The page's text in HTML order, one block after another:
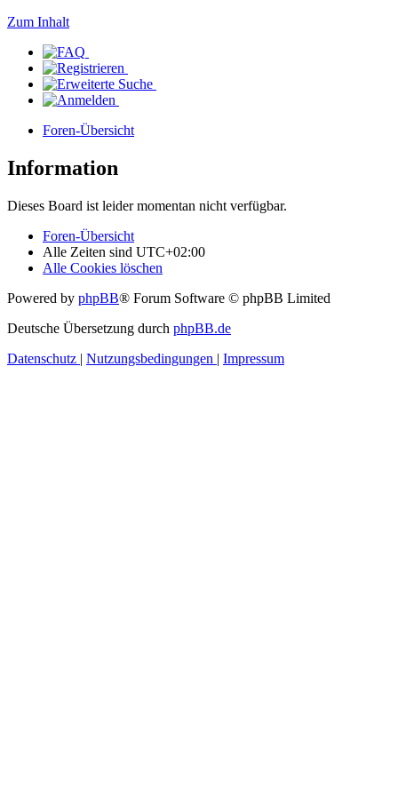
Zum Inhalt
Foren-Übersicht
Information
Dieses Board ist leider momentan nicht verfügbar.
Foren-Übersicht
Alle Zeiten sind UTC+02:00
Alle Cookies löschen
Powered by phpBB® Forum Software © phpBB Limited
Deutsche Übersetzung durch phpBB.de
Datenschutz | Nutzungsbedingungen | Impressum